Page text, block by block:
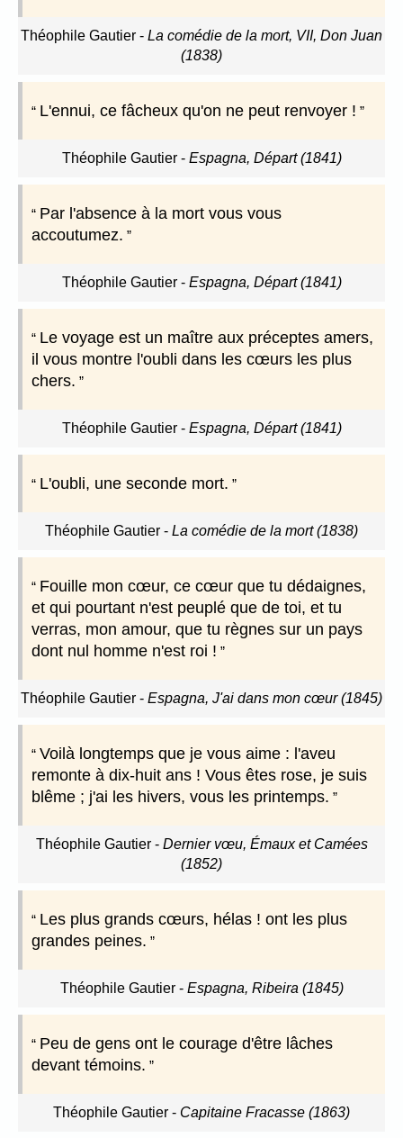
Théophile Gautier - La comédie de la mort, VII, Don Juan
(1838)
L'ennui, ce fâcheux qu'on ne peut renvoyer !
Théophile Gautier- Espagna, Départ (1841)
Par l'absence à la mort vous vous
accoutumez.
Théophile Gautier- Espagna, Départ (1841)
Le voyage est un maître aux préceptes amers,
il vous montre l'oubli dans les cœurs les plus
chers.
Théophile Gautier- Espagna, Départ (1841)
L'oubli, une seconde mort.
Théophile Gautier - La comédie de la mort (1838)
Fouille mon cœur, ce cœur que tu dédaignes,
et qui pourtant n'est peuplé que de toi, et tu
verras, mon amour, que tu règnes sur un pays
dont nul homme n'est roi !
Théophile Gautier - Espagna, J'ai dans mon cœur (1845)
Voilà longtemps que je vous aime : l'aveu
remonte à dix-huit ans ! Vous êtes rose, je suis
blême ; j'ai les hivers, vous les printemps.
Théophile Gautier- Dernier vœu, Émaux et Camées
(1852)
Les plus grands cœurs, hélas ! ont les plus
grandes peines.
Théophile Gautier- Espagna, Ribeira (1845)
Peu de gens ont le courage d'être lâches
devant témoins.
Théophile Gautier - Capitaine Fracasse (1863)